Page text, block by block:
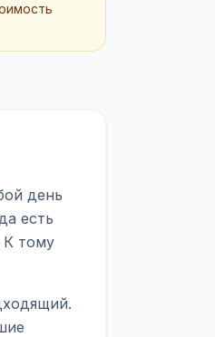
день
есть
К тому